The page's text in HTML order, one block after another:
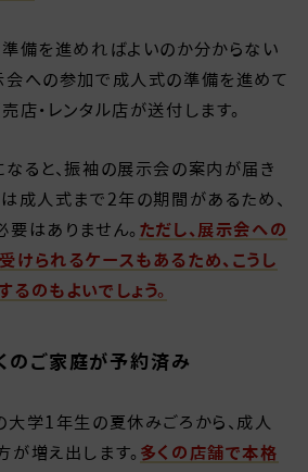
準備を進めればよいのか分からない
会への参加で成人式の準備を進めて
店・レンタル店が送付します。
ると、振袖の展示会の案内が届き
は成人式まで2年の期間があるため、
はありません。 ただし、展示会への
けられるケースもあるため、こうし
のもよいでしょう。
のご家庭が予約済み
学1年生の夏休みごろから、成人
増え出します。 多くの店舗で本格